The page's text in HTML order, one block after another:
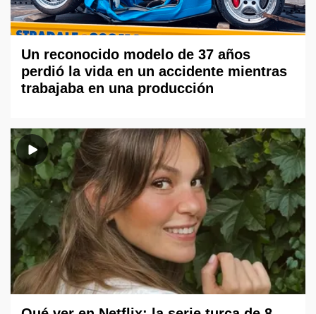
Un reconocido modelo de 37 años
perdió la vida en un accidente mientras
trabajaba en una producción